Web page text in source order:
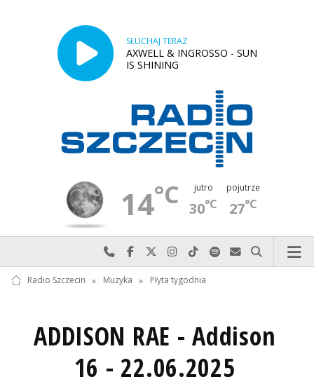
SŁUCHAJ TERAZ
AXWELL & INGROSSO - SUN
IS SHINING
14°C jutro
30°C
pojutrze
27°C
Najlepiej po prostu do nas zadzwoń
Odwiedź nas na Facebook-u
Odwiedź nas na X
Odwiedź nas na Instagram-ie
Odwiedź nas na TikTok-u
Szukaj nas na Spotify
Wyślij do nas
Szukaj
Radio Szczecin » Muzyka » Płyta tygodnia
ADDISON RAE - Addison
16 - 22.06.2025